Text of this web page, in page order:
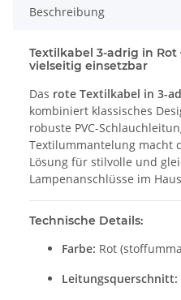
Beschreibung
Textilkabel 3-adrig in Rot
vielseitig einsetzbar
Das rote Textilkabel in 3-
kombiniert klassisches
robuste PVC-
Textilummantelung macht
Lösung für stilvolle und
Lampenanschlüsse im
Technische Details:
Farbe: Rot
Leitungsquerschnitt: